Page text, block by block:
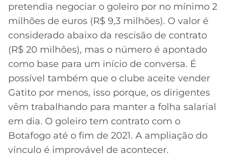
pretendia negociar o goleiro por no mínimo 2
milhões de euros (R$ 9,3 milhões). O valor é
considerado abaixo da rescisão de contrato
(R$ 20 milhões), mas o número é apontado
como base para um início de conversa. É
possível também que o clube aceite vender
Gatito por menos, isso porque, os dirigentes
vêm trabalhando para manter a folha salarial
em dia. O goleiro tem contrato com o
Botafogo até o fim de 2021. A ampliação do
vínculo é improvável de acontecer.